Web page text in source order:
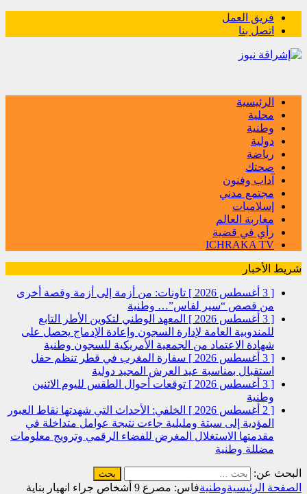
فريق العمل
اتصل بنا
الرئيسية
محلية
وطنية
دولية
رياضة
صحتك
آداب وفنون
مجتمع مدني
إسلاميات
مغاربة العالم
رأي في قضية
ICHRAKA TV
شريط الأخبار
[ 3 أغسطس 2026 ]
تاونات: من أزمة إلى أزمة وقصة أخرى
من قصص “سير لفاس”… وطنية
[ 3 أغسطس 2026 ]
المعهد الوطني لتكوين الأطر التابع
للمندوبية العامة لإدارة السجون وإعادة الإدماج يحصل على
شهادة الاعتماد من الجمعية الأمريكية للسجون وطنية
[ 3 أغسطس 2026 ]
سفارة المغرب في قطر تنظم حفل
استقبال بمناسبة عيد العرش المجيد دولية
[ 3 أغسطس 2026 ]
توقعات أحوال الطقس لليوم الاثنين
وطنية
[ 2 أغسطس 2026 ]
الخلفي: الأحداث التي شهدتها نقاط العبور
المؤدية إلى سبتة ومليلية جاءت نتيجة عوامل متداخلة في
مقدمتها الاستغلال المغرض للفضاء الرقمي وترويج معلومات
مضللة وطنية
البحث عن:
الصفحة الرئيسيةوطنية
فاس: مصرع 9 أشخاص جراء انهيار بناية